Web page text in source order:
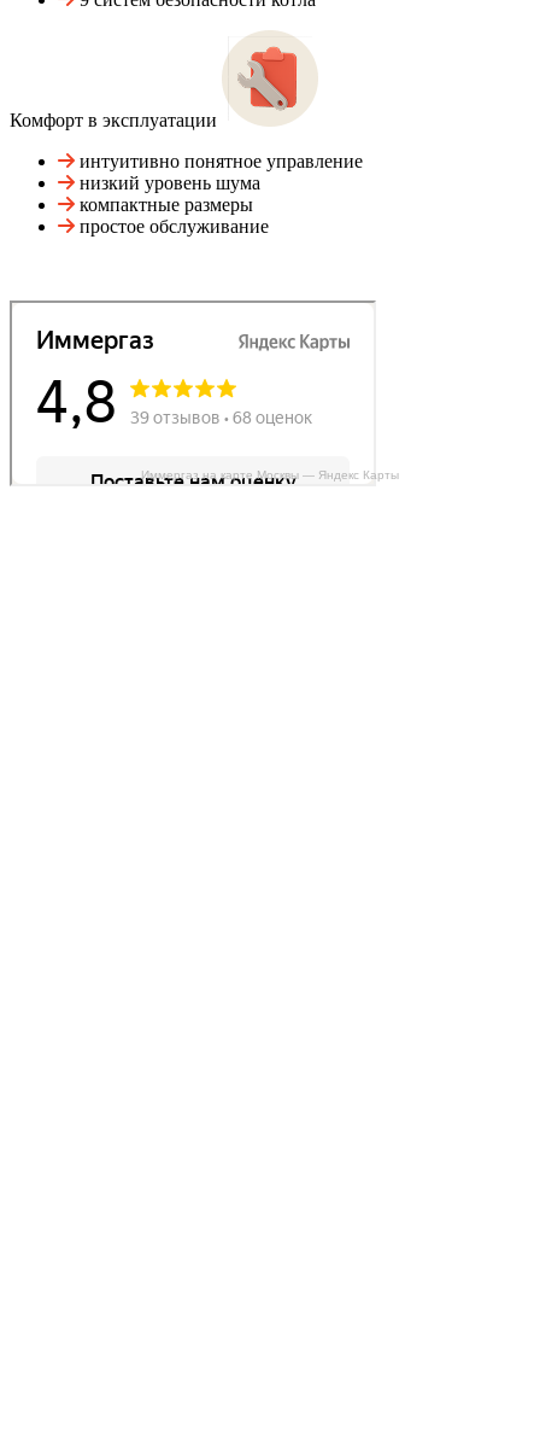
Комфорт в эксплуатации
интуитивно понятное управление
низкий уровень шума
компактные размеры
простое обслуживание
Иммергаз на карте Москвы — Яндекс Карты